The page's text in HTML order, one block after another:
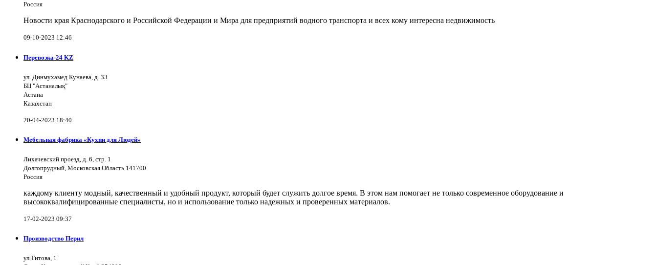
Россия
Новости края Краснодарского и Российской Федерации и Мира для предприятий водного транспорта и всех кому интересна недвижимость
09-10-2023 12:46
Перевозка-24 KZ
ул. Динмухамед Кунаева, д. 33
БЦ "Астаналық"
Астана
Казахстан
20-04-2023 18:40
Мебельная фабрика «Кухни для Людей»
Лихачевский проезд, д. 6, стр. 1
Долгопрудный, Московская Область 141700
Россия
каждому клиенту модный, качественный и удобный продукт, который будет служить долгое время. В этом нам помогает не только современное оборудование и
высококвалифицированные специалисты, но и использование только надежных и проверенных материалов.
17-02-2023 09:37
Производство Перил
ул.Титова, 1